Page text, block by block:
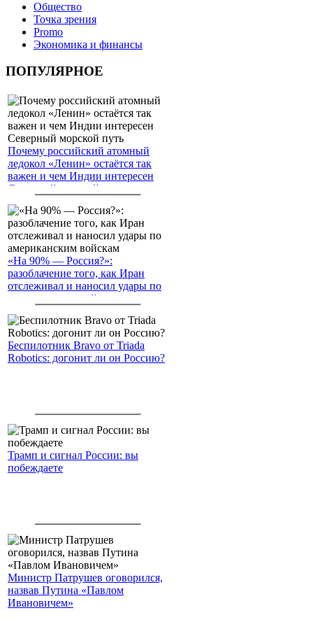
Общество
Точка зрения
Promo
Экономика и финансы
ПОПУЛЯРНОЕ
Почему российский атомный
ледокол «Ленин» остаётся так
важен и чем Индии интересен
Северный морской путь
«На 90% — Россия?»:
разоблачение того, как Иран
отслеживал и наносил удары по
американским войскам
Беспилотник Bravo от Triada
Robotics: догонит ли он Россию?
Трамп и сигнал России: вы
побеждаете
Министр Патрушев оговорился,
назвав Путина «Павлом
Ивановичем»